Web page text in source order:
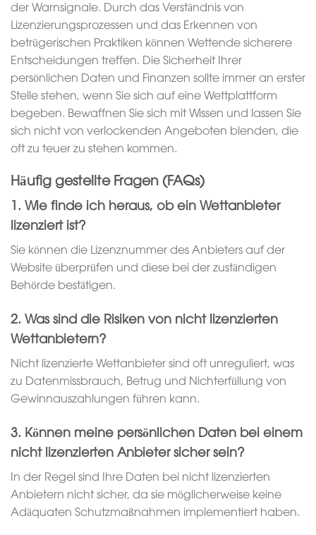
der Warnsignale. Durch das Verständnis von
Lizenzierungsprozessen und das Erkennen von
betrügerischen Praktiken können Wettende sicherere
Entscheidungen treffen. Die Sicherheit Ihrer
persönlichen Daten und Finanzen sollte immer an erster
Stelle stehen, wenn Sie sich auf eine Wettplattform
begeben. Bewaffnen Sie sich mit Wissen und lassen Sie
sich nicht von verlockenden Angeboten blenden, die
oft zu teuer zu stehen kommen.
Häufig gestellte Fragen (FAQs)
1. Wie finde ich heraus, ob ein Wettanbieter
lizenziert ist?
Sie können die Lizenznummer des Anbieters auf der
Website überprüfen und diese bei der zuständigen
Behörde bestätigen.
2. Was sind die Risiken von nicht lizenzierten
Wettanbietern?
Nicht lizenzierte Wettanbieter sind oft unreguliert, was
zu Datenmissbrauch, Betrug und Nichterfüllung von
Gewinnauszahlungen führen kann.
3. Können meine persönlichen Daten bei einem
nicht lizenzierten Anbieter sicher sein?
In der Regel sind Ihre Daten bei nicht lizenzierten
Anbietern nicht sicher, da sie möglicherweise keine
Adäquaten Schutzmaßnahmen implementiert haben.